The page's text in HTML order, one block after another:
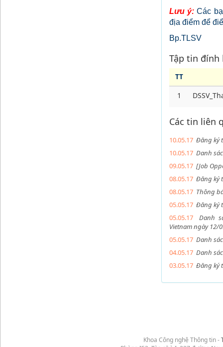
Lưu ý: Các
địa điểm để
Bp.TLSV
Tập tin đính
TT
1
Các tin liên
10.05.17 Đăng ký
10.05.17 Danh
09.05.17 [Job
08.05.17 Đăng ký
08.05.17 Thông
05.05.17 Đăng ký
05.05.17
Danh
Vietnam ngày 12/
05.05.17 Danh
04.05.17 Danh
03.05.17 Đăng ký
Khoa Công nghệ Thông tin -